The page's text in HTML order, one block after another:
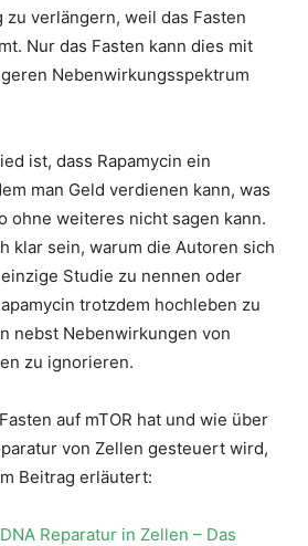
verlängern, weil das Fasten
Nur das Fasten kann dies mit
Nebenwirkungsspektrum
ist, dass Rapamycin ein
man Geld verdienen kann, was
ohne weiteres nicht sagen kann.
klar sein, warum die Autoren sich
Studie zu nennen oder
trotzdem hochleben zu
nebst Nebenwirkungen von
zu ignorieren.
auf mTOR hat und wie über
von Zellen gesteuert wird,
Beitrag erläutert:
Reparatur in Zellen – Das